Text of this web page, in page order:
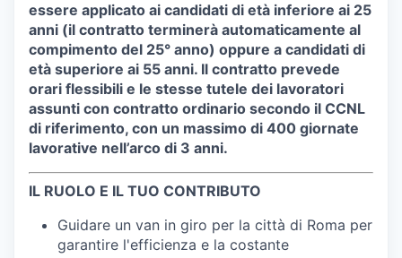
essere applicato ai candidati di età inferiore ai 25
anni (il contratto terminerà automaticamente al
compimento del 25° anno) oppure a candidati di
età superiore ai 55 anni. Il contratto prevede
orari flessibili e le stesse tutele dei lavoratori
assunti con contratto ordinario secondo il CCNL
di riferimento, con un massimo di 400 giornate
lavorative nell’arco di 3 anni.
IL RUOLO E IL TUO CONTRIBUTO
Guidare un van in giro per la città di Roma per
garantire l'efficienza e la costante